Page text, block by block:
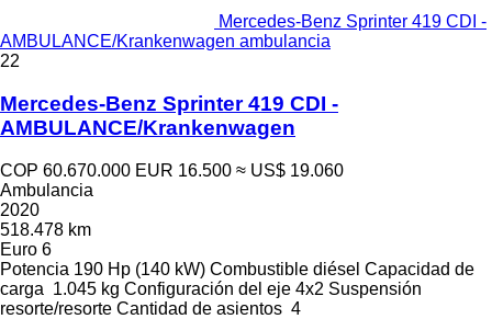
Mercedes-Benz Sprinter 419 CDI -
AMBULANCE/Krankenwagen ambulancia
22
Mercedes-Benz Sprinter 419 CDI -
AMBULANCE/Krankenwagen
COP 60.670.000 EUR 16.500 ≈ US$ 19.060
Ambulancia
2020
518.478 km
Euro 6
Potencia 190 Hp (140 kW) Combustible diésel Capacidad de
carga 1.045 kg Configuración del eje 4x2 Suspensión
resorte/resorte Cantidad de asientos 4